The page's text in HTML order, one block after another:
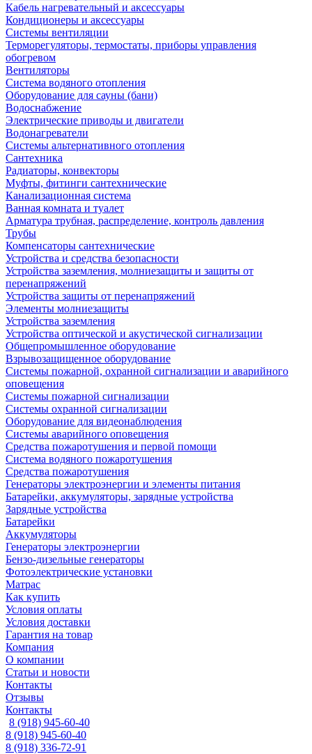
Кабель нагревательный и аксессуары
Кондиционеры и аксессуары
Системы вентиляции
Терморегуляторы, термостаты, приборы управления
обогревом
Вентиляторы
Система водяного отопления
Оборудование для сауны (бани)
Водоснабжение
Электрические приводы и двигатели
Водонагреватели
Системы альтернативного отопления
Сантехника
Радиаторы, конвекторы
Муфты, фитинги сантехнические
Канализационная система
Ванная комната и туалет
Арматура трубная, распределение, контроль давления
Трубы
Компенсаторы сантехнические
Устройства и средства безопасности
Устройства заземления, молниезащиты и защиты от
перенапряжений
Устройства защиты от перенапряжений
Элементы молниезащиты
Устройства заземления
Устройства оптической и акустической сигнализации
Общепромышленное оборудование
Взрывозащищенное оборудование
Системы пожарной, охранной сигнализации и аварийного
оповещения
Системы пожарной сигнализации
Системы охранной сигнализации
Оборудование для видеонаблюдения
Системы аварийного оповещения
Средства пожаротушения и первой помощи
Система водяного пожаротушения
Средства пожаротушения
Генераторы электроэнергии и элементы питания
Батарейки, аккумуляторы, зарядные устройства
Зарядные устройства
Батарейки
Аккумуляторы
Генераторы электроэнергии
Бензо-дизельные генераторы
Фотоэлектрические установки
Матрас
Как купить
Условия оплаты
Условия доставки
Гарантия на товар
Компания
О компании
Статьи и новости
Контакты
Отзывы
Контакты
8 (918) 945-60-40
8 (918) 945-60-40
8 (918) 336-72-91